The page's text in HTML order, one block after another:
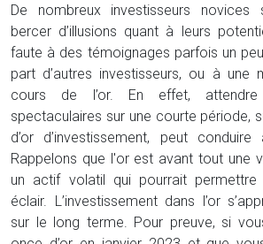
De nombreux investisseurs novices
bercer d’illusions quant à leurs
faute à des témoignages parfois un
part d’autres investisseurs, ou à une
cours de l’or. En effet, attendre
spectaculaires sur une courte période,
d’or d’investissement, peut
Rappelons que l'or est avant tout une
un actif volatil qui pourrait permettre
éclair. L’investissement dans l’or
sur le long terme. Pour preuve, si